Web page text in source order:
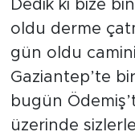
Dedik ki bize
oldu derme
gün oldu
Gaziantep’te
bugün
üzerinde